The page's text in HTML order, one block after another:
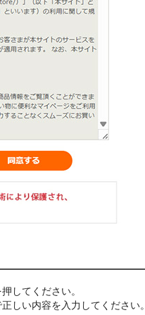
してください。
しい内容を入力してください。